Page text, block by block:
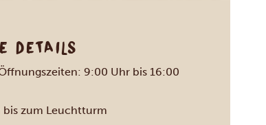
DETAILS
9:00 Uhr bis 16:00
bis zum Leuchtturm